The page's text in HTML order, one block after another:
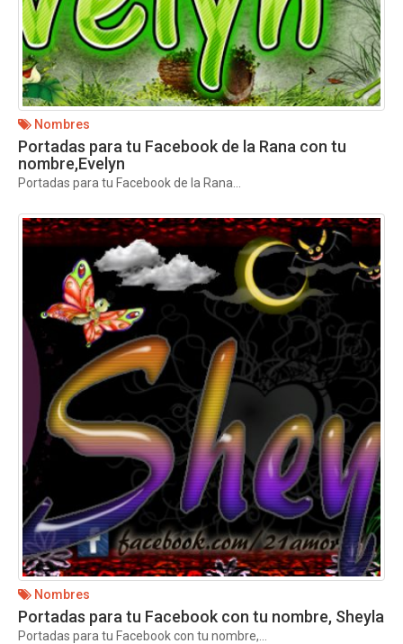
Nombres
Portadas para tu Facebook de la Rana con tu
nombre,Evelyn
Portadas para tu Facebook de la Rana...
Nombres
Portadas para tu Facebook con tu nombre, Sheyla
Portadas para tu Facebook con tu nombre,...